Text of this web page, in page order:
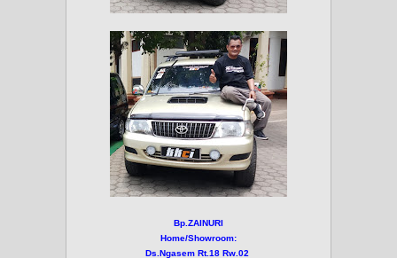
Bp.ZAINURI
Home/Showroom:
Ds.Ngasem Rt.18 Rw.02